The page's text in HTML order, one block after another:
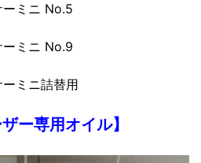
ーミニ No.5
ーミニ No.9
ーミニ詰替用
ー専用オイル】